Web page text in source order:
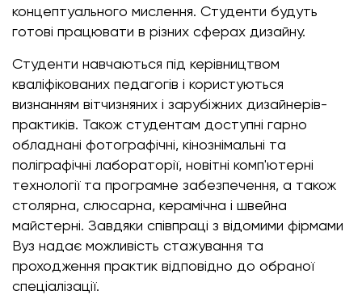
концептуального мислення. Студенти будуть
готові працювати в різних сферах дизайну.
Студенти навчаються під керівництвом
кваліфікованих педагогів і користуються
визнанням вітчизняних і зарубіжних дизайнерів-
практиків. Також студентам доступні гарно
обладнані фотографічні, кінознімальні та
поліграфічні лабораторії, новітні комп'ютерні
технології та програмне забезпечення, а також
столярна, слюсарна, керамічна і швейна
майстерні. Завдяки співпраці з відомими фірмами
Вуз надає можливість стажування та
проходження практик відповідно до обраної
спеціалізації.